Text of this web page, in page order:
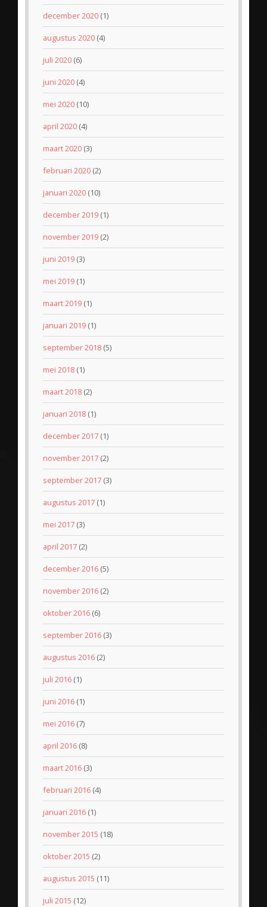
december 2020 (1)
augustus 2020 (4)
juli 2020 (6)
juni 2020 (4)
mei 2020 (10)
april 2020 (4)
maart 2020 (3)
februari 2020 (2)
januari 2020 (10)
december 2019 (1)
november 2019 (2)
juni 2019 (3)
mei 2019 (1)
maart 2019 (1)
januari 2019 (1)
september 2018 (5)
mei 2018 (1)
maart 2018 (2)
januari 2018 (1)
december 2017 (1)
november 2017 (2)
september 2017 (3)
augustus 2017 (1)
mei 2017 (3)
april 2017 (2)
december 2016 (5)
november 2016 (2)
oktober 2016 (6)
september 2016 (3)
augustus 2016 (2)
juli 2016 (1)
juni 2016 (1)
mei 2016 (7)
april 2016 (8)
maart 2016 (3)
februari 2016 (4)
januari 2016 (1)
november 2015 (18)
oktober 2015 (2)
augustus 2015 (11)
juli 2015 (12)